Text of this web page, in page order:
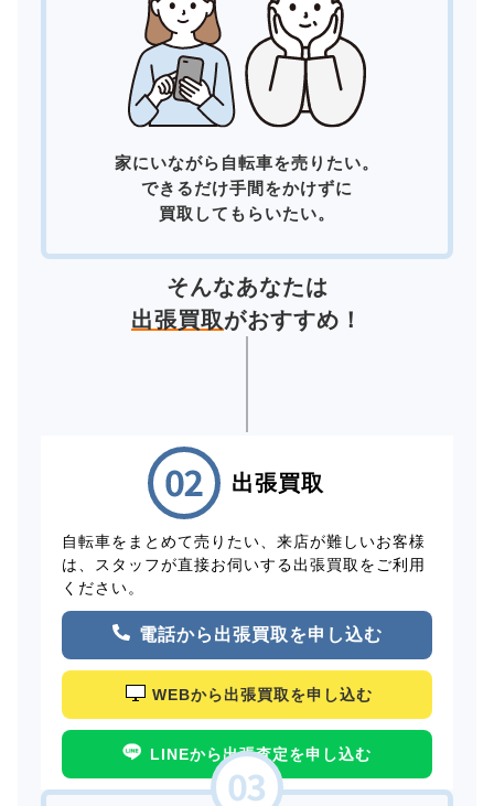
家にいながら自転車を売りたい。
できるだけ手間をかけずに
買取してもらいたい。
そんなあなたは
出張買取がおすすめ！
出張買取
自転車をまとめて売りたい、来店が難しいお客様
は、スタッフが直接お伺いする出張買取をご利用
ください。
電話から出張買取を申し込む
WEBから出張買取を申し込む
LINEから出張査定を申し込む